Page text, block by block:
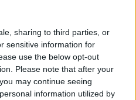
sharing to third parties, or
sensitive information for
use the below opt-out
Please note that after your
may continue seeing
information utilized by
ένας πιο ειλικρινής
τις ανάγκες των
να πετύχουμε τον στόχο —
να φτάσουμε εκεί»,